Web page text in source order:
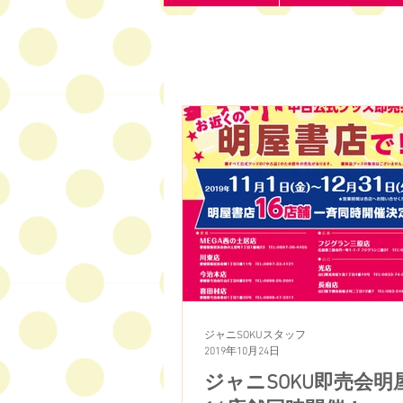
ジャニSOKU即売会明
ジャニSOKUスタッフ
2019年10月24日